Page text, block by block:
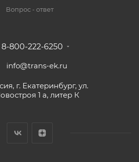
Вопрос - ответ
8-800-222-6250
info@trans-ek.ru
г. Екатеринбург, ул.
1 а, литер К